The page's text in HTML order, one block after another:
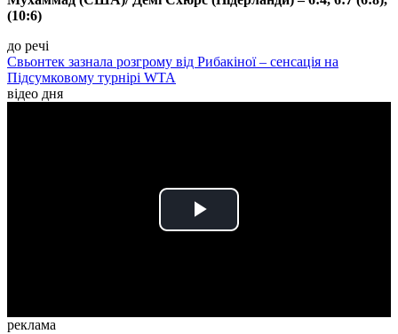
(10:6)
до речі
Свьонтек зазнала розгрому від Рибакіної – сенсація на
Підсумковому турнірі WTA
відео дня
Play
реклама